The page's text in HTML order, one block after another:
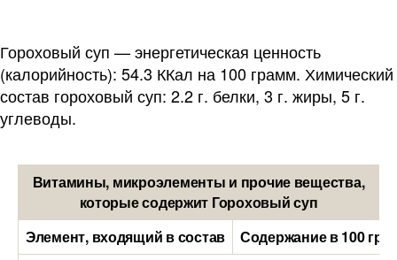
Гороховый суп — энергетическая ценность
(калорийность): 54.3 ККал на 100 грамм. Химический
состав гороховый суп: 2.2 г. белки, 3 г. жиры, 5 г.
углеводы.
Витамины, микроэлементы и прочие вещества,
которые содержит Гороховый суп
Элемент, входящий в состав
Содержание в 100